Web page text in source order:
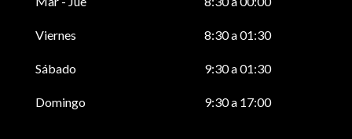
Viernes
Sábado
Domingo
8:30 a 01:30
9:30 a 01:30
9:30 a 17:00